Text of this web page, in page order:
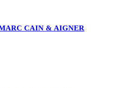
CAIN & AIGNER